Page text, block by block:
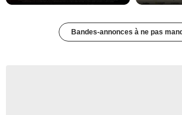
Bandes-annonces à ne pas